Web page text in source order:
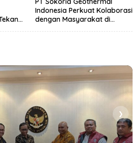
Indonesia Perkuat Kolaborasi
dengan Masyarakat di
❯